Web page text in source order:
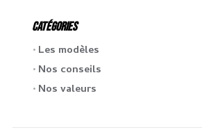
CATÉGORIES
Les modèles
Nos conseils
Nos valeurs